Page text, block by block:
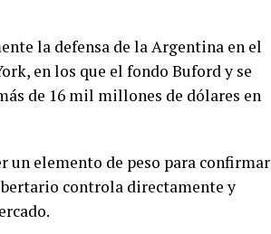
la defensa de la Argentina en el
en los que el fondo Buford y se
de 16 mil millones de dólares en
un elemento de peso para confirmar
controla directamente y